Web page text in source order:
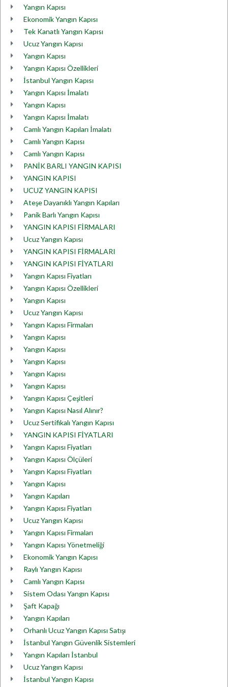
Yangın Kapısı
Ekonomik Yangın Kapısı
Tek Kanatlı Yangın Kapısı
Ucuz Yangın Kapısı
Yangın Kapısı
Yangın Kapısı Özellikleri
İstanbul Yangın Kapısı
Yangın Kapısı İmalatı
Yangın Kapısı
Yangın Kapısı İmalatı
Camlı Yangın Kapıları İmalatı
Camlı Yangın Kapısı
Camlı Yangın Kapısı
PANİK BARLI YANGIN KAPISI
YANGIN KAPISI
UCUZ YANGIN KAPISI
Ateşe Dayanıklı Yangın Kapıları
Panik Barlı Yangın Kapısı
YANGIN KAPISI FİRMALARI
Ucuz Yangın Kapısı
YANGIN KAPISI FİRMALARI
YANGIN KAPISI FİYATLARI
Yangın Kapısı Fiyatları
Yangın Kapısı Özellikleri
Yangın Kapısı
Ucuz Yangın Kapısı
Yangın Kapısı Firmaları
Yangın Kapısı
Yangın Kapısı
Yangın Kapısı
Yangın Kapısı
Yangın Kapısı
Yangın Kapısı Çeşitleri
Yangın Kapısı Nasıl Alınır?
Ucuz Sertifikalı Yangın Kapısı
YANGIN KAPISI FİYATLARI
Yangın Kapısı Fiyatları
Yangın Kapısı Ölçüleri
Yangın Kapısı Fiyatları
Yangın Kapısı
Yangın Kapıları
Yangın Kapısı Fiyatları
Ucuz Yangın Kapısı
Yangın Kapısı Firmaları
Yangın Kapısı Yönetmeliği
Ekonomik Yangın Kapısı
Raylı Yangın Kapısı
Camlı Yangın Kapısı
Sistem Odası Yangın Kapısı
Şaft Kapağı
Yangın Kapıları
Orhanlı Ucuz Yangın Kapısı Satışı
İstanbul Yangın Güvenlik Sistemleri
Yangın Kapıları İstanbul
Ucuz Yangın Kapısı
İstanbul Yangın Kapısı